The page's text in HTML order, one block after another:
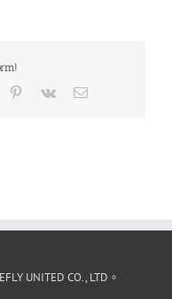
UNITED CO., LTD。